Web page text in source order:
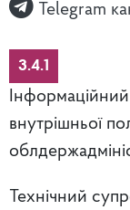
Telegram
3.4.1
внутрішньої
Технічний